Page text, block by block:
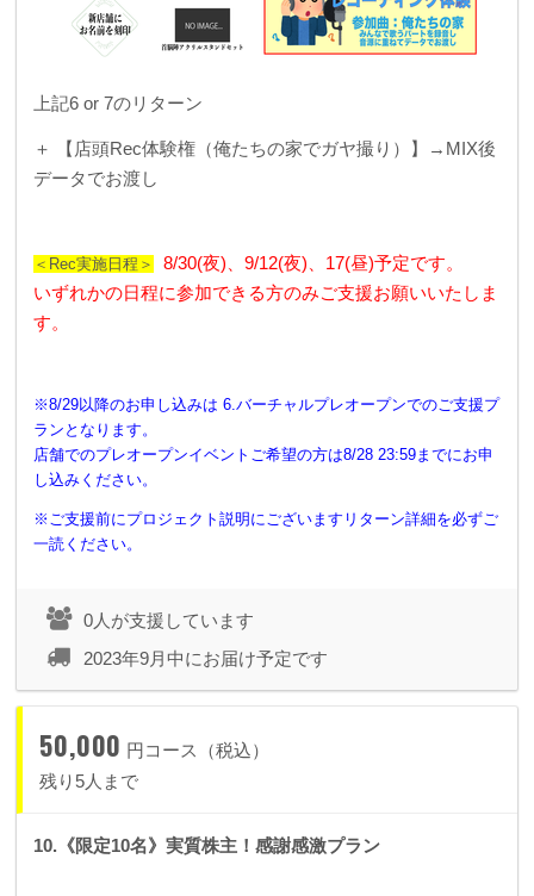
上記6 or 7のリターン
＋ 【店頭Rec体験権（俺たちの家でガヤ撮り）】
→MIX後
データでお渡し
＜Rec実施日程＞
8/30(夜)、9/12(夜)、17(昼)予定です。
いずれかの日程に参加できる方のみご支援お願いいたしま
す。
※8/29以降のお申し込みは 6.バーチャルプレオープンでのご支援プ
ランとなります。
店舗でのプレオープンイベントご希望の方は8/28 23:59までにお申
し込みください。
※ご支援前にプロジェクト説明にございますリターン詳細を必ずご
一読ください。
0人が支援しています
2023年9月中にお届け予定です
50,000 円コース（税込）
残り5人まで
10.《限定10名》実質株主！感謝感激プラン